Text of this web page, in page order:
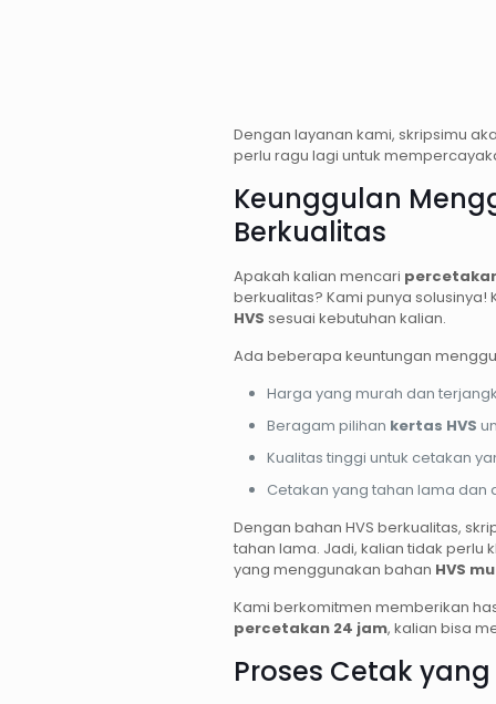
Dengan layanan kami, skripsimu
perlu ragu lagi untuk
Keunggulan
Berkualitas
Apakah kalian mencari
berkualitas? Kami punya
HVS sesuai kebutuhan kalian.
Ada beberapa keuntungan
Harga yang murah dan
Beragam pilihan kertas HVS
Kualitas tinggi untuk cetakan
Cetakan yang tahan lama dan
Dengan bahan HVS berkualitas,
tahan lama. Jadi, kalian tidak perlu
yang menggunakan bahan HVS
Kami berkomitmen memberikan
percetakan 24 jam, kalian bisa
Proses Cetak